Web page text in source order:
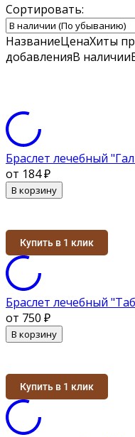
Сортировать:
НазваниеЦенаХиты
добавленияВ наличии
Браслет лечебный
от 184 ₽
В корзину
Купить в 1 клик
Браслет лечебный
от 750 ₽
В корзину
Купить в 1 клик